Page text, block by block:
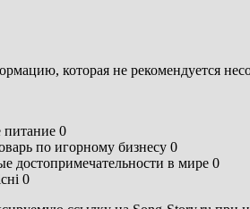
которая не рекомендуется
0
по игорному бизнесу 0
достопримечательности в мире 0
0